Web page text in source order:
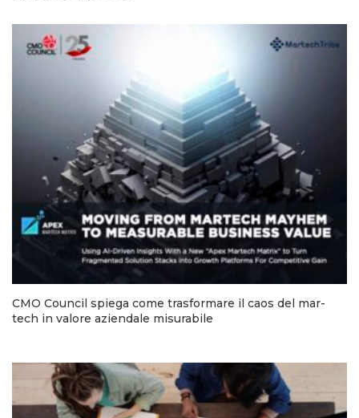
CMO Council spiega come trasformare il caos del mar-
tech in valore aziendale misurabile